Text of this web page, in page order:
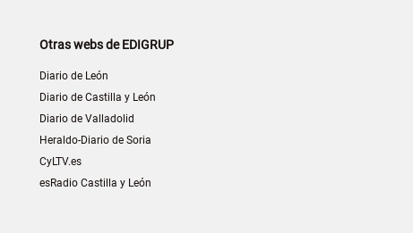
Otras webs de EDIGRUP
Diario de León
Diario de Castilla y León
Diario de Valladolid
Heraldo-Diario de Soria
CyLTV.es
esRadio Castilla y León